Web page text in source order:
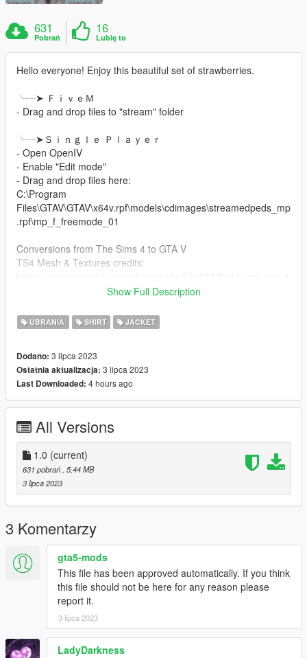
631
Pobrań
16
Lubię to
Hello everyone! Enjoy this beautiful set of strawberries.
╰┈➤ ＦｉｖｅＭ
- Drag and drop files to "stream" folder
╰┈➤Ｓｉｎｇｌｅ Ｐｌａｙｅｒ
- Open OpenIV
- Enable "Edit mode"
- Drag and drop files here:
C:\Program
Files\GTAV\GTAV\x64v.rpf\models\cdimages\streamedpeds_mp
.rpf\mp_f_freemode_01
Conversions from The Sims 4 to GTA V
TS4 Mesh & Textures credits:
Show Full Description
UBRANIA SHIRT JACKET
Dodano: 3 lipca 2023
Ostatnia aktualizacja: 3 lipca 2023
Last Downloaded: 4 hours ago
All Versions
1.0 (current)
631 pobrań , 5,44 MB
3 lipca 2023
3 Komentarzy
gta5-mods
This file has been approved automatically. If you think
this file should not be here for any reason please
report it.
3 lipca 2023
LadyDarkness